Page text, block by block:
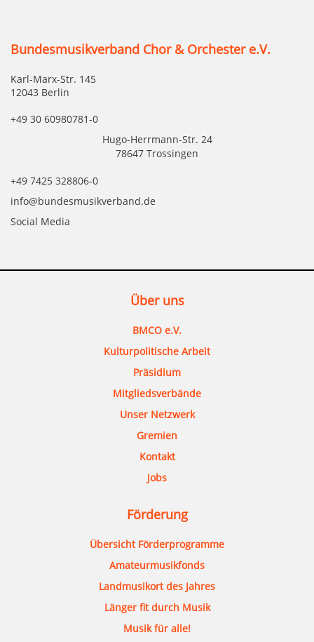
Bundesmusikverband Chor & Orchester e.V.
Karl-Marx-Str. 145
12043 Berlin
+49 30 60980781-0
Hugo-Herrmann-Str. 24
78647 Trossingen
+49 7425 328806-0
info@bundesmusikverband.de
Social Media
Über uns
BMCO e.V.
Kulturpolitische Arbeit
Präsidium
Mitgliedsverbände
Unser Netzwerk
Gremien
Kontakt
Jobs
Förderung
Übersicht Förderprogramme
Amateurmusikfonds
Landmusikort des Jahres
Länger fit durch Musik
Musik für alle!